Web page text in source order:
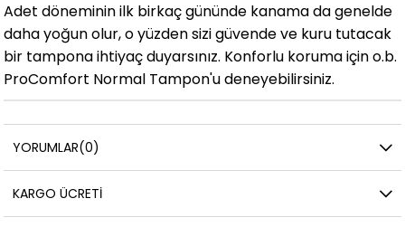
Adet döneminin ilk birkaç gününde kanama da genelde
daha yoğun olur, o yüzden sizi güvende ve kuru tutacak
bir tampona ihtiyaç duyarsınız. Konforlu koruma için o.b.
ProComfort Normal Tampon'u deneyebilirsiniz.
YORUMLAR(0)
KARGO ÜCRETI